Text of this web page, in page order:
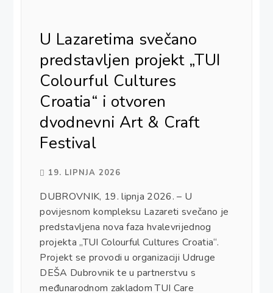
U Lazaretima svečano
predstavljen projekt „TUI
Colourful Cultures
Croatia“ i otvoren
dvodnevni Art & Craft
Festival
19. LIPNJA 2026
DUBROVNIK, 19. lipnja 2026. – U
povijesnom kompleksu Lazareti svečano je
predstavljena nova faza hvalevrijednog
projekta „TUI Colourful Cultures Croatia“.
Projekt se provodi u organizaciji Udruge
DEŠA Dubrovnik te u partnerstvu s
međunarodnom zakladom TUI Care